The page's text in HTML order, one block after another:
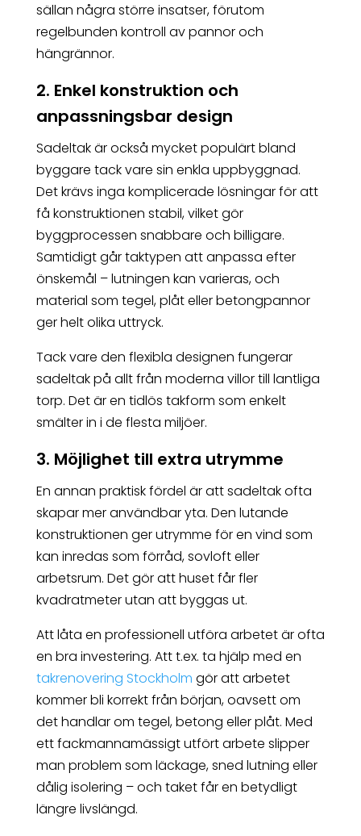
sällan några större insatser, förutom
regelbunden kontroll av pannor och
hängrännor.
2. Enkel konstruktion och
anpassningsbar design
Sadeltak är också mycket populärt bland
byggare tack vare sin enkla uppbyggnad.
Det krävs inga komplicerade lösningar för att
få konstruktionen stabil, vilket gör
byggprocessen snabbare och billigare.
Samtidigt går taktypen att anpassa efter
önskemål – lutningen kan varieras, och
material som tegel, plåt eller betongpannor
ger helt olika uttryck.
Tack vare den flexibla designen fungerar
sadeltak på allt från moderna villor till lantliga
torp. Det är en tidlös takform som enkelt
smälter in i de flesta miljöer.
3. Möjlighet till extra utrymme
En annan praktisk fördel är att sadeltak ofta
skapar mer användbar yta. Den lutande
konstruktionen ger utrymme för en vind som
kan inredas som förråd, sovloft eller
arbetsrum. Det gör att huset får fler
kvadratmeter utan att byggas ut.
Att låta en professionell utföra arbetet är ofta
en bra investering. Att t.ex. ta hjälp med en
takrenovering Stockholm gör att arbetet
kommer bli korrekt från början, oavsett om
det handlar om tegel, betong eller plåt. Med
ett fackmannamässigt utfört arbete slipper
man problem som läckage, sned lutning eller
dålig isolering – och taket får en betydligt
längre livslängd.